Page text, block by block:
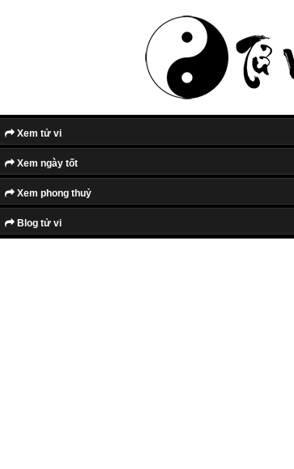
Xem tử vi
Xem ngày tốt
Xem phong thuỷ
Blog tử vi